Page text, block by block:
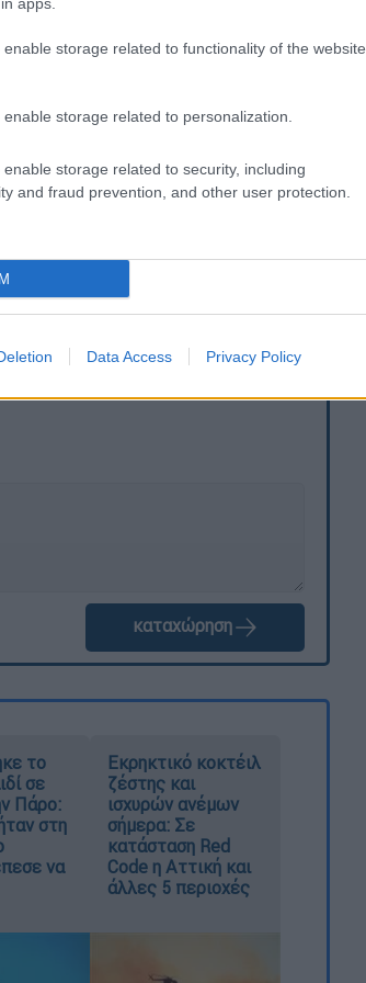
storage related to functionality of the website
storage related to personalization.
storage related to security, including
and fraud prevention, and other user protection.
Data Access Privacy Policy
και τα προσβλητικά σχόλια θα
καταχώρηση
το
σε
Πάρο:
στη
να
Εκρηκτικό κοκτέιλ
ζέστης και
ισχυρών ανέμων
σήμερα: Σε
κατάσταση Red
Code η Αττική και
άλλες 5 περιοχές